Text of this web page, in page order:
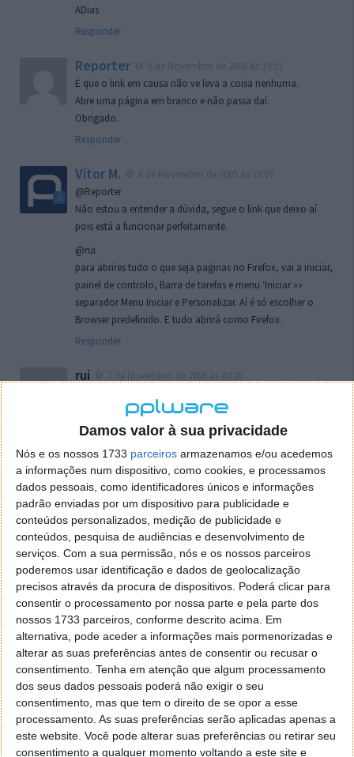
Damos valor à sua privacidade
Nós e os nossos 1733 parceiros armazenamos e/ou acedemos
a informações num dispositivo, como cookies, e processamos
dados pessoais, como identificadores únicos e informações
padrão enviadas por um dispositivo para publicidade e
conteúdos personalizados, medição de publicidade e
conteúdos, pesquisa de audiências e desenvolvimento de
serviços. Com a sua permissão, nós e os nossos parceiros
poderemos usar identificação e dados de geolocalização
precisos através da procura de dispositivos. Poderá clicar para
consentir o processamento por nossa parte e pela parte dos
nossos 1733 parceiros, conforme descrito acima. Em
alternativa, pode aceder a informações mais pormenorizadas e
alterar as suas preferências antes de consentir ou recusar o
consentimento. Tenha em atenção que algum processamento
dos seus dados pessoais poderá não exigir o seu
consentimento, mas que tem o direito de se opor a esse
processamento. As suas preferências serão aplicadas apenas a
este website. Você pode alterar suas preferências ou retirar seu
consentimento a qualquer momento voltando a este site e
ADias
Responder
Reporter
É que o link em causa não ve leva a coisa nenhuma.
Abre uma página em branco e não passa daí.
Obrigado.
Responder
Vítor M.
@Reporter
Não estou a entender a dúvida, segue o link que deixo aí
pois está a funcionar perfeitamente.
@rui
para abrires tudo o que seja paginas no Firefox, vai a iniciar,
painel de controlo, Barra de tarefas e menu ‘Iniciar »»
separador Menu Iniciar e Personalizar. Aí é só escolher o
Browser predefinido. E tudo abrirá como Firefox.
Responder
rui
localizaçao referida n se encontra la nada k me permita por
o firefox como browser predefenido
Ja percorri o painel
tentei apagar o explorer na tentativa de forçar o uso do
firefox mas em vao. Kaso te lembres de outra dica fico
agradecido, caso contrario obrigado a mesma
Responder
Vítor M.
7 de Novembro de 2005 às 01:39
@Reporter
Desculpa mas o link funciona. Seja como for segue por mail
o MSn Messenger 8.
Responder
Vítor M.
@Rui
Tens de encontrar o que te falei. Faz da seguinte maneira,
janela iniciar e no topo dessa janela com o botão direito do
rato faz propriedades. Depois no separador Menu ‘Iniciar’
clica no botão ‘Personalizar’ aí encontrarás no separador